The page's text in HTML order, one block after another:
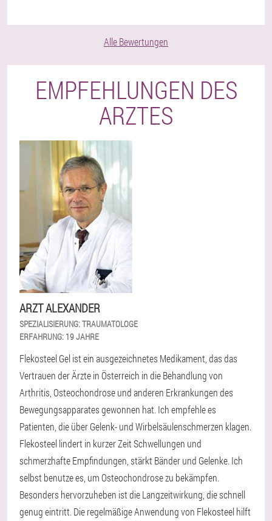
Alle Bewertungen
EMPFEHLUNGEN DES
ARZTES
ARZT ALEXANDER
SPEZIALISIERUNG:TRAUMATOLOGE
ERFAHRUNG: 19 JAHRE
Flekosteel Gel ist ein ausgezeichnetes Medikament, das das
Vertrauen der Ärzte in Österreich in die Behandlung von
Arthritis, Osteochondrose und anderen Erkrankungen des
Bewegungsapparates gewonnen hat. Ich empfehle es
Patienten, die über Gelenk- und Wirbelsäulenschmerzen klagen.
Flekosteel lindert in kurzer Zeit Schwellungen und
schmerzhafte Empfindungen, stärkt Bänder und Gelenke. Ich
selbst benutze es, um Osteochondrose zu bekämpfen.
Besonders hervorzuheben ist die Langzeitwirkung, die schnell
genug eintritt. Die regelmäßige Anwendung von Flekosteel hilft